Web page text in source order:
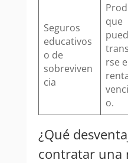
Seguros
educativos
o de
sobreviven
cia
que
rse
o.
¿Qué
contratar una